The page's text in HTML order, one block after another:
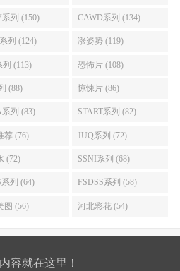
列 (150) CAWD系列 (134)
列 (124) 涨姿势 (119)
列 (113) 恐怖片 (108)
(88) 惊悚片 (86)
列 (83) START系列 (82)
荐 (76) JUQ系列 (72)
(72) SSNI系列 (68)
系列 (64) FSDSS系列 (58)
图 (56) 河北彩花 (54)
容就在这里！